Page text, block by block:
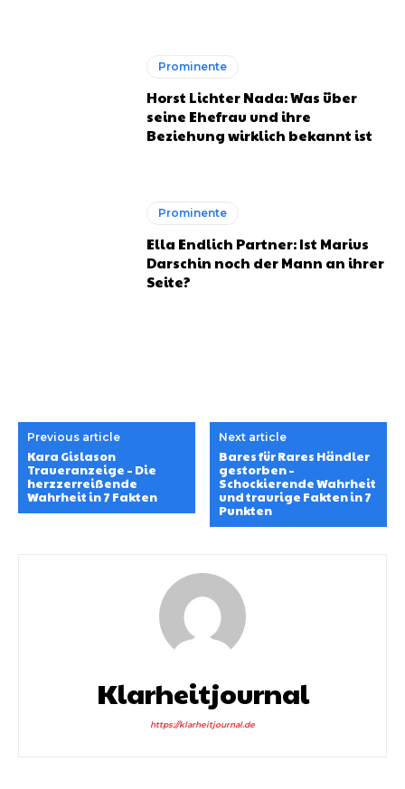
Prominente
Horst Lichter Nada: Was über
seine Ehefrau und ihre
Beziehung wirklich bekannt ist
Prominente
Ella Endlich Partner: Ist Marius
Darschin noch der Mann an ihrer
Seite?
Previous article
Kara Gislason
Traueranzeige – Die
herzzerreißende
Wahrheit in 7 Fakten
Next article
Bares für Rares Händler
gestorben –
Schockierende Wahrheit
und traurige Fakten in 7
Punkten
Klarheitjournal
https://klarheitjournal.de